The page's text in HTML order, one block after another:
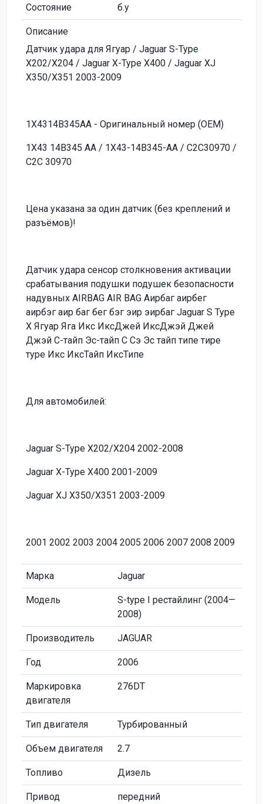
Состояние б.у
Описание
Датчик удара для Ягуар / Jaguar S-Type
X202/X204 / Jaguar X-Type X400 / Jaguar XJ
X350/X351 2003-2009
1X4314B345AA - Оригинальный номер (OEM)
1X43 14B345 AA / 1X43-14B345-AA / C2C30970 /
C2C 30970
Цена указана за один датчик (без креплений и
разъёмов)!
Датчик удара сенсор столкновения активации
срабатывания подушки подушек безопасности
надувных AIRBAG AIR BAG Аирбаг аирбег
аирбэг аир баг бег бэг эир эирбаг Jaguar S Type
X Ягуар Яга Икс ИксДжей ИксДжэй Джей
Джэй С-тайп Эс-тайп С Сэ Эс тайп типе тире
туре Икс ИксТайп ИксТипе
Для автомобилей:
Jaguar S-Type X202/X204 2002-2008
Jaguar X-Type X400 2001-2009
Jaguar XJ X350/X351 2003-2009
2001 2002 2003 2004 2005 2006 2007 2008 2009
Марка Jaguar
Модель
S-type I рестайлинг (2004—
2008)
Производитель JAGUAR
Год 2006
Маркировка
двигателя
276DT
Тип двигателя Турбированный
Объем двигателя 2.7
Топливо Дизель
Привод передний